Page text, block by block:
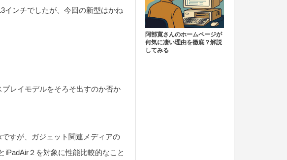
インチでしたが、今回の新型はかね
レイモデルをそろそ出すのか否か
すが、ガジェット関連メディアの
iPadAir２を対象に性能比較的なこと
阿部寛さんのホームページが
何気に凄い理由を徹底？解説
してみる